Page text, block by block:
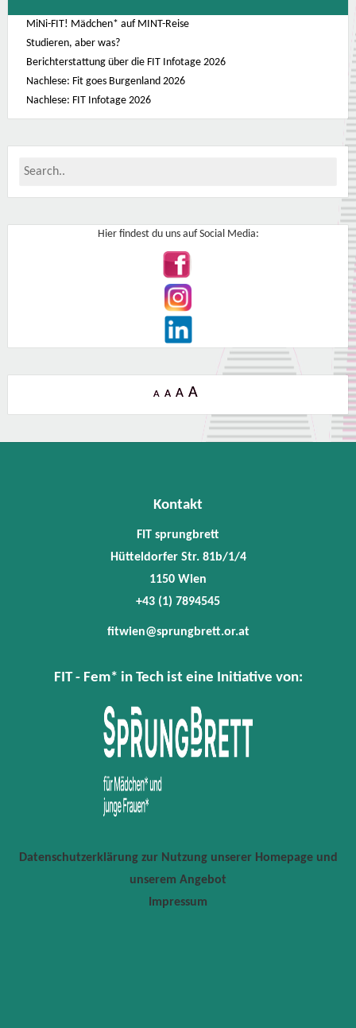
MiNi-FIT! Mädchen* auf MINT-Reise
Studieren, aber was?
Berichterstattung über die FIT Infotage 2026
Nachlese: Fit goes Burgenland 2026
Nachlese: FIT Infotage 2026
Hier findest du uns auf Social Media:
A A A A
Kontakt
FIT sprungbrett
Hütteldorfer Str. 81b/1/4
1150 Wien
+43 (1) 7894545
fitwien@sprungbrett.or.at
FIT - Fem* in Tech ist eine Initiative von:
Datenschutzerklärung zur Nutzung unserer Homepage und
unserem Angebot
Impressum